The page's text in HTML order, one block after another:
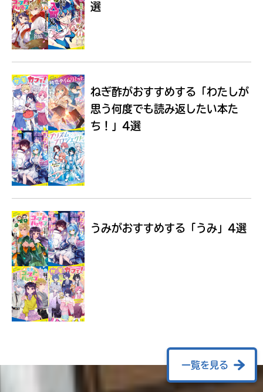
Loading...
選
ねぎ酢がおすすめする 「わたしが
思う何度でも読み返したい本た
ち！」4選
うみがおすすめする 「うみ」4選
一覧を見る
容
も